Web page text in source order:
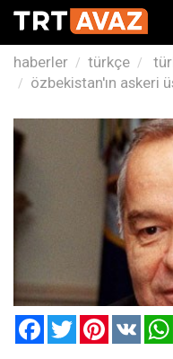
haberler türkçe
özbekistan'ın askeri
FacebookTwitterPinterest
VK